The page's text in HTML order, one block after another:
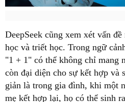
DeepSeek cũng xem xét vấn
học và triết học. Trong ngữ
"1 + 1" có thể không chỉ mang
còn đại diện cho sự kết hợp và
giản là trong gia đình, khi một
mẹ kết hợp lại, họ có thể sinh